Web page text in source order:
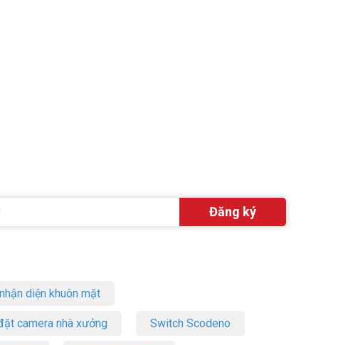
diện khuôn mặt
camera nhà xưởng Switch Scodeno